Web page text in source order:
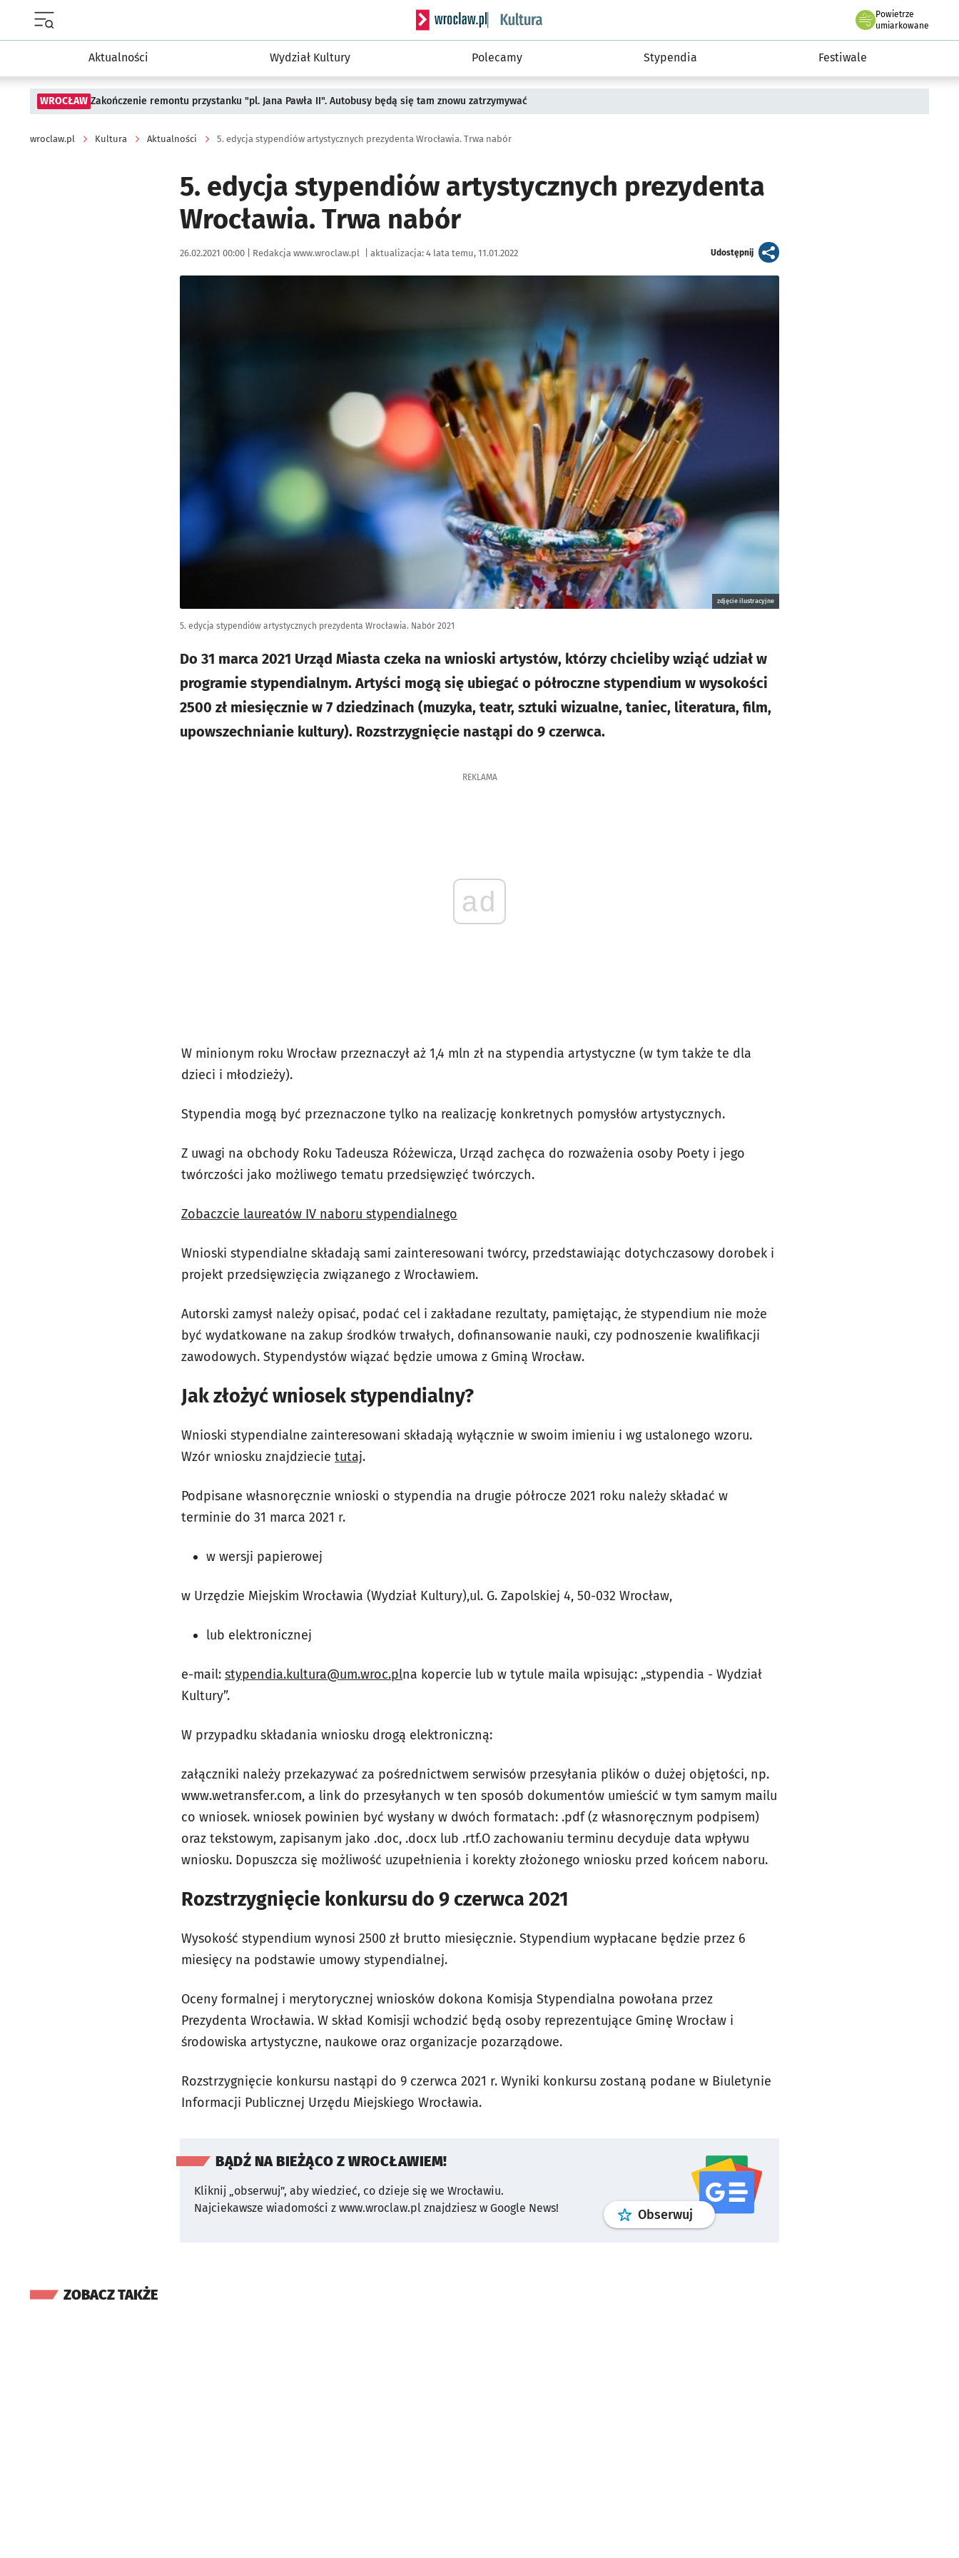
Serwis informacyjny wroclaw.pl podserwis: Kultura
Powietrze
we Wrocławiu
umiarkowane
Aktualności Wydział Kultury Polecamy Stypendia Festiwale
WROCŁAW Zakończenie remontu przystanku "pl. Jana Pawła II". Autobusy będą się tam znowu zatrzymywać
wroclaw.pl Kultura Aktualności 5. edycja stypendiów artystycznych prezydenta Wrocławia. Trwa nabór
5. edycja stypendiów artystycznych prezydenta
Wrocławia. Trwa nabór
Data publikacji:
26.02.2021 00:00 | Autor:
Redakcja www.wroclaw.pl aktualizacja: 4 lata temu, 11.01.2022 Udostępnijartykuł
zdjęcie ilustracyjne
5. edycja stypendiów artystycznych prezydenta Wrocławia. Nabór 2021
Do 31 marca 2021 Urząd Miasta czeka na wnioski artystów, którzy chcieliby wziąć udział w
programie stypendialnym. Artyści mogą się ubiegać o półroczne stypendium w wysokości
2500 zł miesięcznie w 7 dziedzinach (muzyka, teatr, sztuki wizualne, taniec, literatura, film,
upowszechnianie kultury). Rozstrzygnięcie nastąpi do 9 czerwca.
REKLAMA
ad
W minionym roku Wrocław przeznaczył aż 1,4 mln zł na stypendia artystyczne (w tym także te dla
dzieci i młodzieży).
Stypendia mogą być przeznaczone tylko na realizację konkretnych pomysłów artystycznych.
Z uwagi na obchody Roku Tadeusza Różewicza, Urząd zachęca do rozważenia osoby Poety i jego
twórczości jako możliwego tematu przedsięwzięć twórczych.
Zobaczcie laureatów IV naboru stypendialnego
Wnioski stypendialne składają sami zainteresowani twórcy, przedstawiając dotychczasowy dorobek i
projekt przedsięwzięcia związanego z Wrocławiem.
Autorski zamysł należy opisać, podać cel i zakładane rezultaty, pamiętając, że stypendium nie może
być wydatkowane na zakup środków trwałych, dofinansowanie nauki, czy podnoszenie kwalifikacji
zawodowych. Stypendystów wiązać będzie umowa z Gminą Wrocław.
Jak złożyć wniosek stypendialny?
Wnioski stypendialne zainteresowani składają wyłącznie w swoim imieniu i wg ustalonego wzoru.
Wzór wniosku znajdziecie tutaj.
Podpisane własnoręcznie wnioski o stypendia na drugie półrocze 2021 roku należy składać w
terminie do 31 marca 2021 r.
w wersji papierowej
w Urzędzie Miejskim Wrocławia (Wydział Kultury),ul. G. Zapolskiej 4, 50-032 Wrocław,
lub elektronicznej
e-mail: stypendia.kultura@um.wroc.plna kopercie lub w tytule maila wpisując: „stypendia - Wydział
Kultury”.
W przypadku składania wniosku drogą elektroniczną:
załączniki należy przekazywać za pośrednictwem serwisów przesyłania plików o dużej objętości, np.
www.wetransfer.com, a link do przesyłanych w ten sposób dokumentów umieścić w tym samym mailu
co wniosek. wniosek powinien być wysłany w dwóch formatach: .pdf (z własnoręcznym podpisem)
oraz tekstowym, zapisanym jako .doc, .docx lub .rtf.O zachowaniu terminu decyduje data wpływu
wniosku. Dopuszcza się możliwość uzupełnienia i korekty złożonego wniosku przed końcem naboru.
Rozstrzygnięcie konkursu do 9 czerwca 2021
Wysokość stypendium wynosi 2500 zł brutto miesięcznie. Stypendium wypłacane będzie przez 6
miesięcy na podstawie umowy stypendialnej.
Oceny formalnej i merytorycznej wniosków dokona Komisja Stypendialna powołana przez
Prezydenta Wrocławia. W skład Komisji wchodzić będą osoby reprezentujące Gminę Wrocław i
środowiska artystyczne, naukowe oraz organizacje pozarządowe.
Rozstrzygnięcie konkursu nastąpi do 9 czerwca 2021 r. Wyniki konkursu zostaną podane w Biuletynie
Informacji Publicznej Urzędu Miejskiego Wrocławia.
BĄDŹ NA BIEŻĄCO Z WROCŁAWIEM!
Kliknij „obserwuj”, aby wiedzieć, co dzieje się we Wrocławiu.
Najciekawsze wiadomości z www.wroclaw.pl znajdziesz w Google News!
Obserwuj profilgoogle news
ZOBACZ TAKŻE